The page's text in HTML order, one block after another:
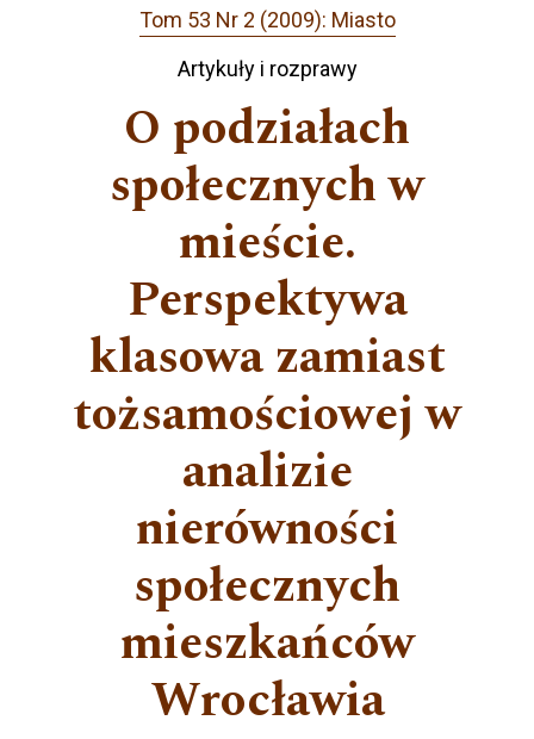
Tom 53 Nr 2 (2009): Miasto
Artykuły i rozprawy
O podziałach
społecznych w
mieście.
Perspektywa
klasowa zamiast
tożsamościowej w
analizie
nierówności
społecznych
mieszkańców
Wrocławia